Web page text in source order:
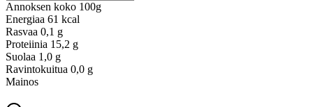
Annoksen koko 100g
Energiaa 61 kcal
Rasvaa 0,1 g
Proteiinia 15,2 g
Suolaa 1,0 g
Ravintokuitua 0,0 g
Mainos